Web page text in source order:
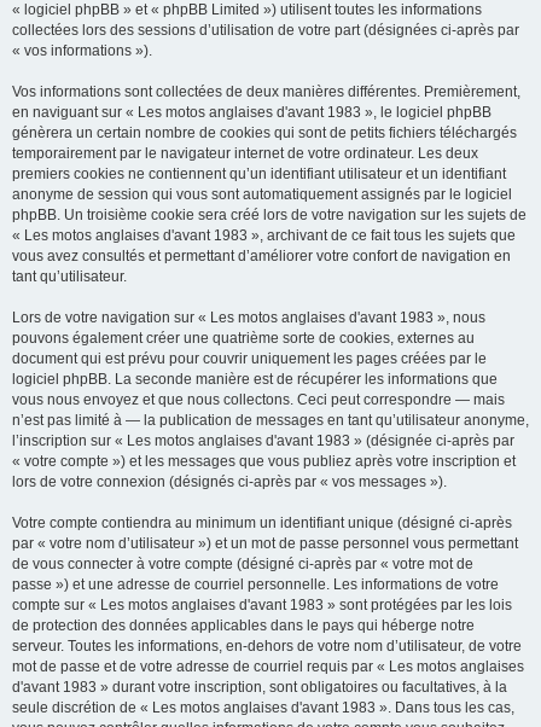
« logiciel phpBB » et « phpBB Limited ») utilisent toutes les informations
collectées lors des sessions d’utilisation de votre part (désignées ci-après par
« vos informations »).
Vos informations sont collectées de deux manières différentes. Premièrement,
en naviguant sur « Les motos anglaises d'avant 1983 », le logiciel phpBB
génèrera un certain nombre de cookies qui sont de petits fichiers téléchargés
temporairement par le navigateur internet de votre ordinateur. Les deux
premiers cookies ne contiennent qu’un identifiant utilisateur et un identifiant
anonyme de session qui vous sont automatiquement assignés par le logiciel
phpBB. Un troisième cookie sera créé lors de votre navigation sur les sujets de
« Les motos anglaises d'avant 1983 », archivant de ce fait tous les sujets que
vous avez consultés et permettant d’améliorer votre confort de navigation en
tant qu’utilisateur.
Lors de votre navigation sur « Les motos anglaises d'avant 1983 », nous
pouvons également créer une quatrième sorte de cookies, externes au
document qui est prévu pour couvrir uniquement les pages créées par le
logiciel phpBB. La seconde manière est de récupérer les informations que
vous nous envoyez et que nous collectons. Ceci peut correspondre — mais
n’est pas limité à — la publication de messages en tant qu’utilisateur anonyme,
l’inscription sur « Les motos anglaises d'avant 1983 » (désignée ci-après par
« votre compte ») et les messages que vous publiez après votre inscription et
lors de votre connexion (désignés ci-après par « vos messages »).
Votre compte contiendra au minimum un identifiant unique (désigné ci-après
par « votre nom d’utilisateur ») et un mot de passe personnel vous permettant
de vous connecter à votre compte (désigné ci-après par « votre mot de
passe ») et une adresse de courriel personnelle. Les informations de votre
compte sur « Les motos anglaises d'avant 1983 » sont protégées par les lois
de protection des données applicables dans le pays qui héberge notre
serveur. Toutes les informations, en-dehors de votre nom d’utilisateur, de votre
mot de passe et de votre adresse de courriel requis par « Les motos anglaises
d'avant 1983 » durant votre inscription, sont obligatoires ou facultatives, à la
seule discrétion de « Les motos anglaises d'avant 1983 ». Dans tous les cas,